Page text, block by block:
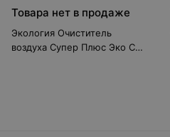
Товара нет в продаже
Экология Очиститель
воздуха Супер Плюс Эко С